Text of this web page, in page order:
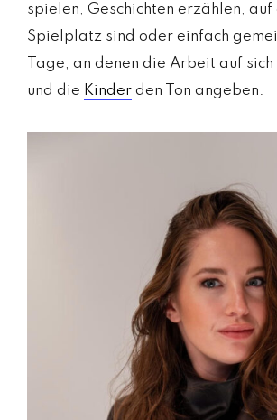
spielen, Geschichten erzählen, auf
Spielplatz sind oder einfach
Tage, an denen die Arbeit auf
und die Kinder den Ton angeben.